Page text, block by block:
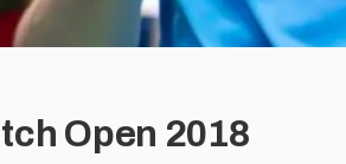
Open 2018